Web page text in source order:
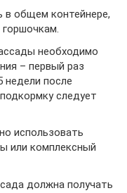
в общем контейнере,
необходимо
– первый раз
недели после
следует
использовать
или комплексный
должна получать